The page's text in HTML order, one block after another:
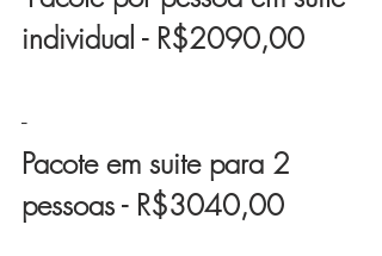
individual - R$2090,00
-
Pacote em suite para 2
pessoas - R$3040,00